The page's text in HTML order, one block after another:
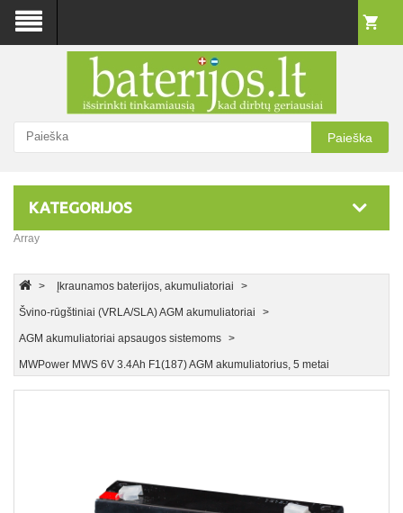
Paieška
KATEGORIJOS
Array
Įkraunamos baterijos, akumuliatoriai
Švino-rūgštiniai (VRLA/SLA) AGM akumuliatoriai
AGM akumuliatoriai apsaugos sistemoms
MWPower MWS 6V 3.4Ah F1(187) AGM akumuliatorius, 5 metai